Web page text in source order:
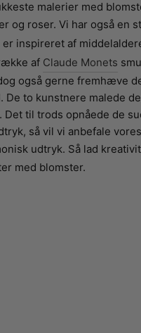
malerier med
og roser. Vi har også en
inspireret af
af Claude Monets
også gerne fremhæve
De to kunstnere malede
til trods opnåede de
så vil vi anbefale vores
udtryk. Så lad
med blomster.